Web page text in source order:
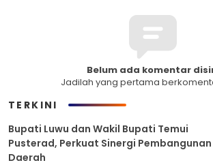
Belum ada komentar
Jadilah yang pertama
TERKINI
Bupati Luwu dan Wakil Bupati Temui
Pusterad, Perkuat Sinergi Pembangunan
Daerah